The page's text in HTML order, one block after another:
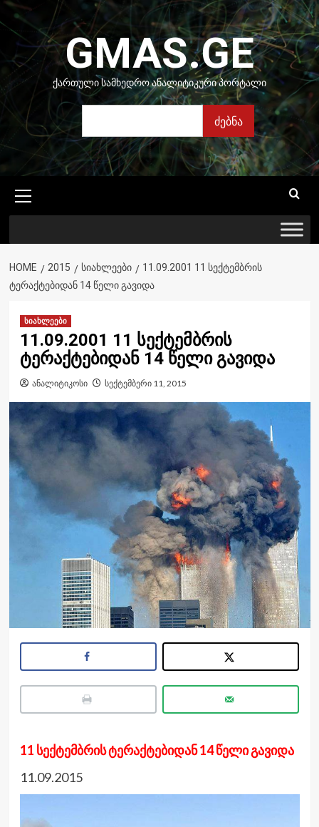
Skip
to
content
GMAS.GE
ᲥᲐᲠᲗᲣᲚᲘ ᲡᲐᲛᲮᲔᲓᲠᲝ ᲐᲜᲐᲚᲘᲢᲘᲙᲣᲠᲘ ᲞᲝᲠᲢᲐᲚᲘ
ძებნა
Menu
HOME 2015 ᲡᲘᲐᲮᲚᲔᲔᲑᲘ
11.09.2001 11 ᲡᲔᲥᲢᲔᲛᲑᲠᲘᲡ
ᲢᲔᲠᲐᲥᲢᲔᲑᲘᲓᲐᲜ 14 ᲬᲔᲚᲘ ᲒᲐᲕᲘᲓᲐ
სიახლეები
11.09.2001 11 სექტემბრის
ტერაქტებიდან 14 წელი გავიდა
ანალიტიკოსი სექტემბერი 11, 2015
11 სექტემბრის ტერაქტებიდან 14 წელი გავიდა
11.09.2015